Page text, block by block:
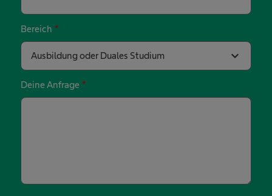
Bereich *
Ausbildung oder Duales Studium expand_more
Deine Anfrage *